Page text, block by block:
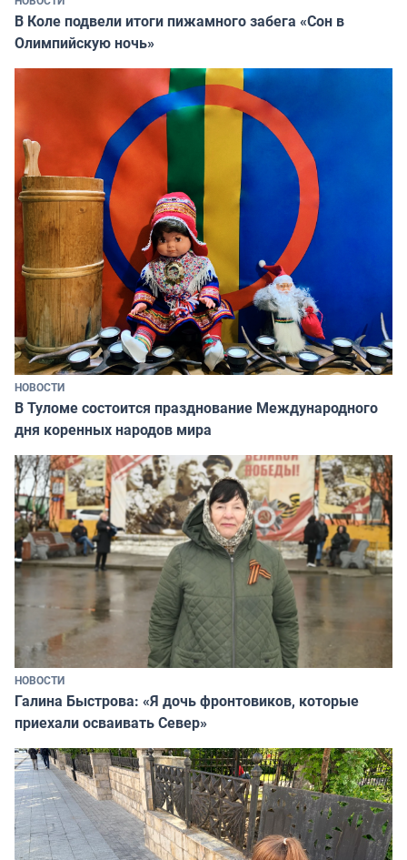
В Коле подвели итоги пижамного забега «Сон в
Олимпийскую ночь»
НОВОСТИ
В Туломе состоится празднование Международного
дня коренных народов мира
НОВОСТИ
Галина Быстрова: «Я дочь фронтовиков, которые
приехали осваивать Север»